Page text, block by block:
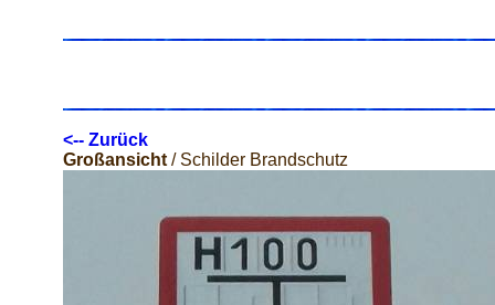
<-- Zurück
Großansicht/ Schilder Brandschutz